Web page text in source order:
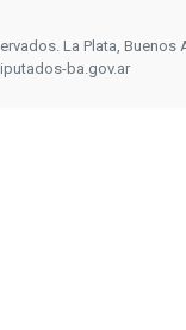
La Plata, Buenos
ba.gov.ar